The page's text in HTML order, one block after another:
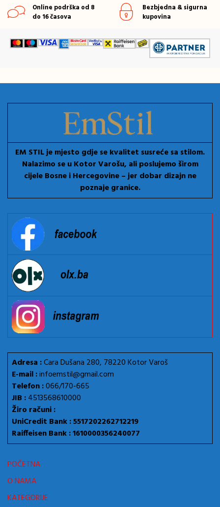
Online podrška od 8
do 16 časova
Bezbjedna & sigurna
kupovina
EM STIL je mjesto gdje se kvalitet susreće sa stilom.
Nalazimo se u Kotor Varošu, ali poslujemo širom
cijele Bosne i Hercegovine – jer dobar dizajn ne
poznaje granice.
Adresa :Cara Dušana 280, 78220 Kotor Varoš
E-mail :infoemstil@gmail.com
Telefon :066/170-665
JIB :4513568610000
Žiro računi :
UniCredit Bank : 5517202262712219
Raiffeisen Bank : 1610000356240077
POČETNA
O NAMA
KATEGORIJE